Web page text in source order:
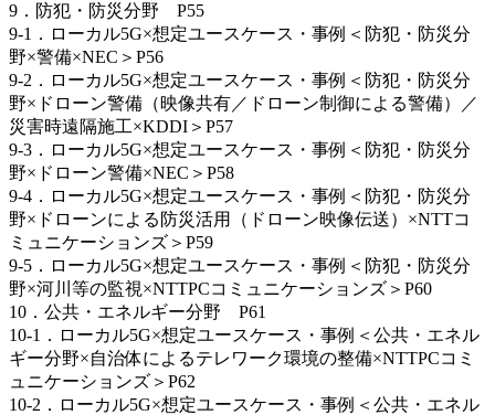
9．防犯・防災分野 P55
9-1．ローカル5G×想定ユースケース・事例＜防犯・防災分
野×警備×NEC＞P56
9-2．ローカル5G×想定ユースケース・事例＜防犯・防災分
野×ドローン警備（映像共有／ドローン制御による警備）／
災害時遠隔施工×KDDI＞P57
9-3．ローカル5G×想定ユースケース・事例＜防犯・防災分
野×ドローン警備×NEC＞P58
9-4．ローカル5G×想定ユースケース・事例＜防犯・防災分
野×ドローンによる防災活用（ドローン映像伝送）×NTTコ
ミュニケーションズ＞P59
9-5．ローカル5G×想定ユースケース・事例＜防犯・防災分
野×河川等の監視×NTTPCコミュニケーションズ＞P60
10．公共・エネルギー分野 P61
10-1．ローカル5G×想定ユースケース・事例＜公共・エネル
ギー分野×自治体によるテレワーク環境の整備×NTTPCコミ
ュニケーションズ＞P62
10-2．ローカル5G×想定ユースケース・事例＜公共・エネル